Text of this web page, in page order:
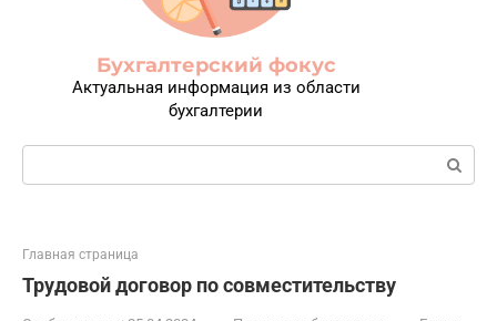
Бухгалтерский фокус
Актуальная информация из области
бухгалтерии
Поиск:
Главная страница
Трудовой договор по совместительству